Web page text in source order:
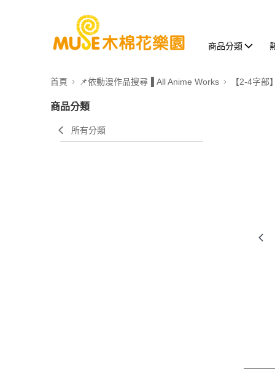
商品分類
首頁 📌依動漫作品搜尋▐ All Anime Works 【2-4字部
商品分類
所有分類